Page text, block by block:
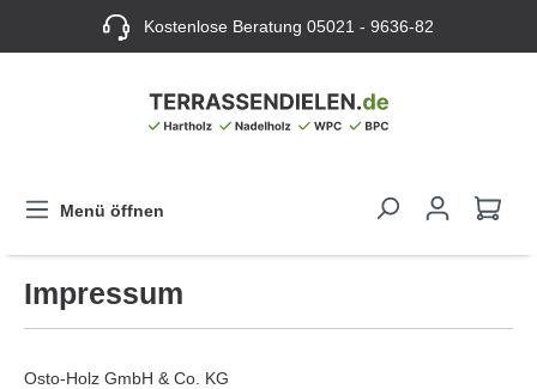
Kostenlose Beratung05021 - 9636-82
Menü öffnen
Impressum
Osto-Holz GmbH & Co. KG